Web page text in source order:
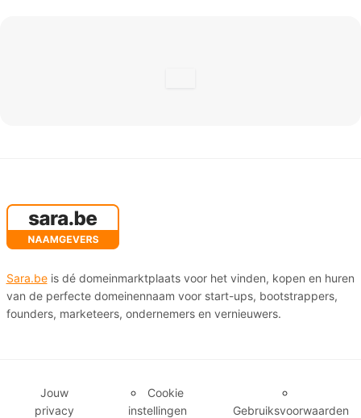
Sara.beis dé domeinmarktplaats voor het vinden, kopen en huren
van de perfecte domeinennaam voor start-ups, bootstrappers,
founders, marketeers, ondernemers en vernieuwers.
Jouw
privacy
Cookie
instellingen
Gebruiksvoorwaarden